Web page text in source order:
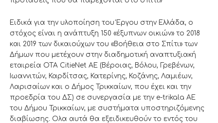
Ειδικά για την υλοποίηση του Έργου στην Ελλάδα, ο
στόχος είναι η ανάπτυξη 150 «έξυπνων οικιών» τo 2018
και 2019 των δικαιούχων του «Βοήθεια στο Σπίτι» των
Δήμων που μετέχουν στην διαδημοτική αναπτυξιακή
εταιρεία ΟΤΑ CitieNet AE (Βέροιας, Βόλου, Γρεβένων,
Ιωαννιτών, Καρδίτσας, Κατερίνης, Κοζάνης, Λαμιέων,
Λαρισαίων και ο Δήμος Τρικκαίων, που έχει και την
προεδρία του ΔΣ) σε συνεργασία με την e-trikala AE
του Δήμου Τρικκαίων, με συστήματα υποστηριζόμενης
διαβίωσης. Ολα αυτά θα εξειδικευθούν το εντός του